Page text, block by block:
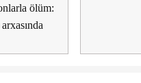
ölüm: